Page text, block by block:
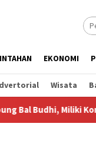
EKONOMI
Wisata
Komunitas Bal